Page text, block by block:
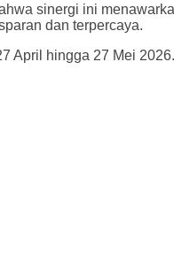
sinergi ini
dan terpercaya.
April hingga 27 Mei